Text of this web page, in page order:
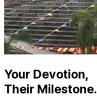
Your Devotion,
Their Milestone.